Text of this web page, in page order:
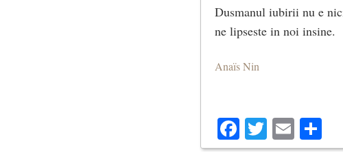
Dusmanul iubirii nu e
ne lipseste in noi insine.
Anaïs Nin
Facebook
Twitter
Email